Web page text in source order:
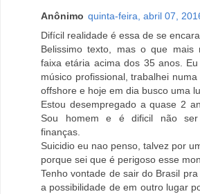
Anônimo quinta-feira, abril 07,
Difícil realidade é essa de se
Belissimo texto, mas o que mais
faixa etária acima dos 35 anos.
músico profissional, trabalhei
offshore e hoje em dia busco uma
Estou desempregado a quase 2
Sou homem e é dificil não ser
finanças.
Suicidio eu nao penso, talvez por
porque sei que é perigoso esse
Tenho vontade de sair do Brasil
a possibilidade de em outro lugar